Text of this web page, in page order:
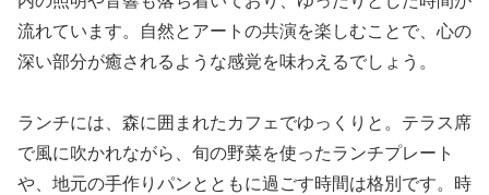
流れています。自然とアートの共演を楽しむことで、心の
深い部分が癒されるような感覚を味わえるでしょう。
ランチには、森に囲まれたカフェでゆっくりと。テラス席
で風に吹かれながら、旬の野菜を使ったランチプレート
や、地元の手作りパンとともに過ごす時間は格別です。時